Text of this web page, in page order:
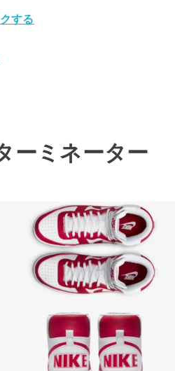
する
ーミネーター